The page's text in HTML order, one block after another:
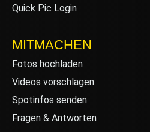
Quick Pic Login
MITMACHEN
Fotos hochladen
Videos vorschlagen
Spotinfos senden
Fragen & Antworten